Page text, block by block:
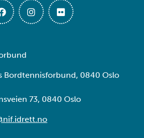
Bordtennisforbund, 0840 Oslo
73, 0840 Oslo